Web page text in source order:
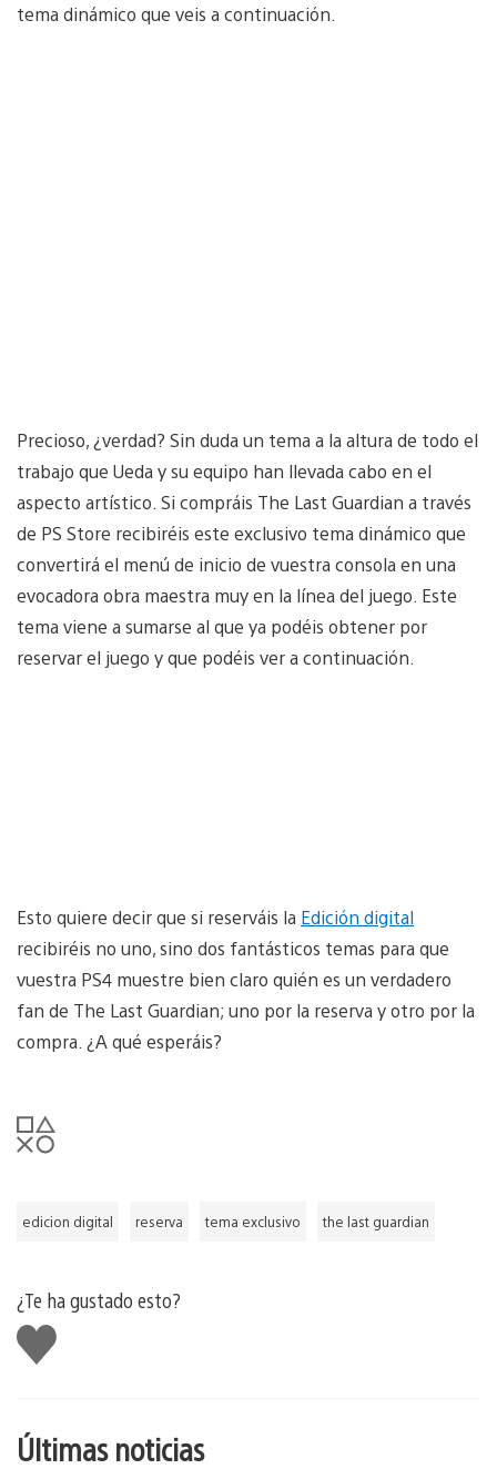
tema dinámico que veis a continuación.
Precioso, ¿verdad? Sin duda un tema a la altura de todo el
trabajo que Ueda y su equipo han llevada cabo en el
aspecto artístico. Si compráis The Last Guardian a través
de PS Store recibiréis este exclusivo tema dinámico que
convertirá el menú de inicio de vuestra consola en una
evocadora obra maestra muy en la línea del juego. Este
tema viene a sumarse al que ya podéis obtener por
reservar el juego y que podéis ver a continuación.
Esto quiere decir que si reserváis la Edición digital
recibiréis no uno, sino dos fantásticos temas para que
vuestra PS4 muestre bien claro quién es un verdadero
fan de The Last Guardian; uno por la reserva y otro por la
compra. ¿A qué esperáis?
edicion digital reserva tema exclusivo the last guardian
¿Te ha gustado esto?
Me
gusta
Últimas noticias